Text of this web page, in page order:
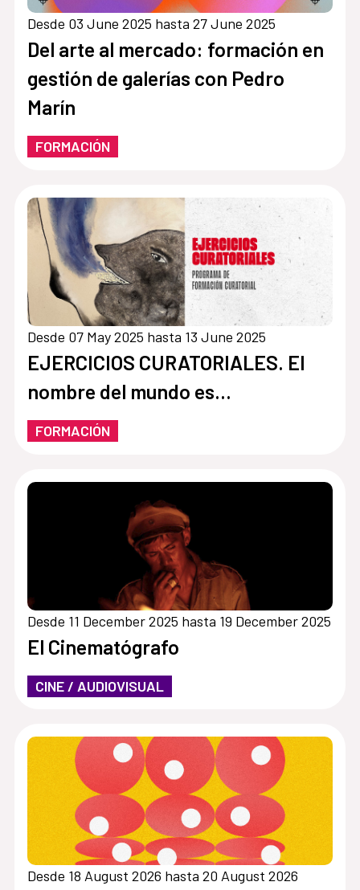
Desde 03 June 2025 hasta 27 June 2025
Del arte al mercado: formación en
gestión de galerías con Pedro
Marín
FORMACIÓN
Desde 07 May 2025 hasta 13 June 2025
EJERCICIOS CURATORIALES. El
nombre del mundo es…
FORMACIÓN
Desde 11 December 2025 hasta 19 December 2025
El Cinematógrafo
CINE / AUDIOVISUAL
Desde 18 August 2026 hasta 20 August 2026